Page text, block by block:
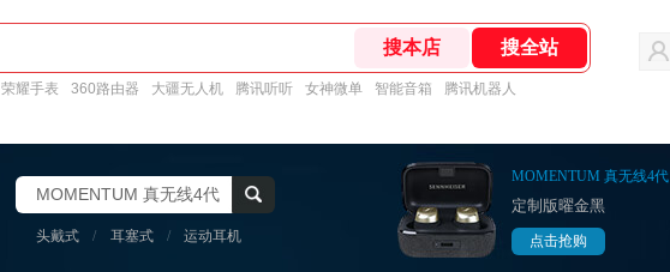
荣耀手表 360路由器 大疆无人机 腾讯听听 女神微单 智能音箱 腾讯机器人
MOMENTUM 真无线4代
定制版曜金黑
点击抢购
点击抢购
MOMENTUM 真无线4代
头戴式 耳塞式 运动耳机
/ /